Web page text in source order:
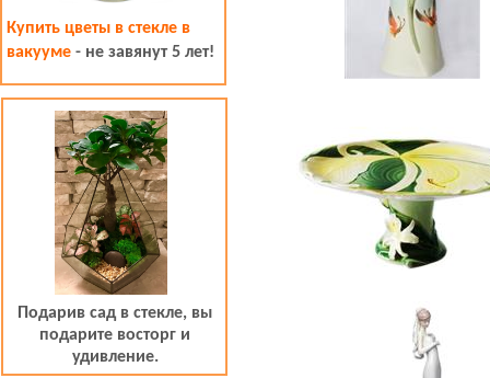
Подарив сад в стекле, вы
подарите восторг и
удивление.
Купить цветы в стекле в
вакууме - не завянут 5 лет!